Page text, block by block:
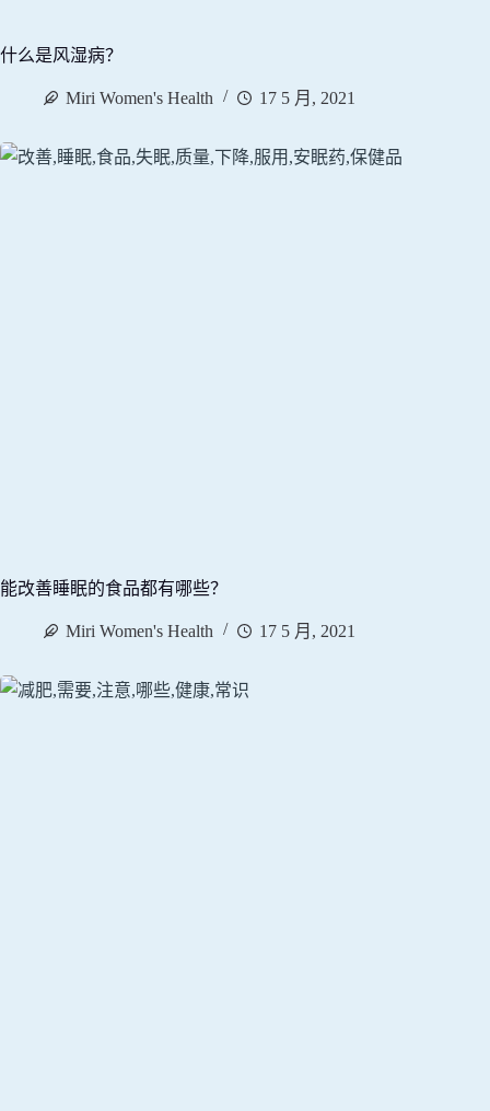
什么是风湿病？
Miri Women's Health 17 5 月, 2021
能改善睡眠的食品都有哪些？
Miri Women's Health 17 5 月, 2021